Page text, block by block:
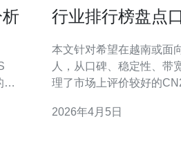
青
行业排行榜盘点
本文针对希望在越南或面
人，从口碑、稳定性、带
理了市场上评价较好的
络接入方案。 多少家越南CN2服务商在市场上有较好口
2026年4月5日